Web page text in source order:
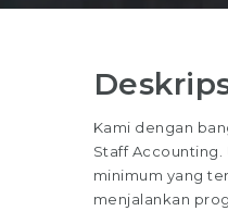
Kami dengan
Staff Accounting.
minimum yang
menjalankan